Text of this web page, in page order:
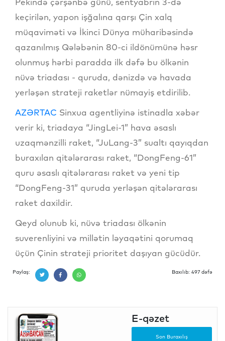
keçirilən, yapon işğalına qarşı Çin xalq
müqaviməti və İkinci Dünya müharibəsində
qazanılmış Qələbənin 80-ci ildönümünə həsr
olunmuş hərbi paradda ilk dəfə bu ölkənin
nüvə triadası - quruda, dənizdə və havada
yerləşən strateji raketlər nümayiş etdirilib.
AZƏRTAC Sinxua agentliyinə istinadla xəbər
verir ki, triadaya “JingLei-1” hava əsaslı
uzaqmənzilli raket, “JuLang-3” sualtı qayıqdan
buraxılan qitələrarası raket, “DongFeng-61”
quru əsaslı qitələrarası raket və yeni tip
“DongFeng-31” quruda yerləşən qitələrarası
raket daxildir.
Qeyd olunub ki, nüvə triadası ölkənin
suverenliyini və millətin ləyaqətini qorumaq
üçün Çinin strateji prioritet daşıyan gücüdür.
Paylaş: Baxılıb: 497 dəfə
E-qəzet
Son Buraxılış